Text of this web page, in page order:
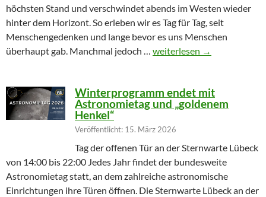
höchsten Stand und verschwindet abends im Westen wieder
hinter dem Horizont. So erleben wir es Tag für Tag, seit
Menschengedenken und lange bevor es uns Menschen
überhaupt gab. Manchmal jedoch … Wenn die Sonne ihr Licht
weiterlesen →
Winterprogramm endet mit
Astronomietag und „goldenem
Henkel“
Veröffentlicht: 15. März 2026
Tag der offenen Tür an der Sternwarte Lübeck
von 14:00 bis 22:00 Jedes Jahr findet der bundesweite
Astronomietag statt, an dem zahlreiche astronomische
Einrichtungen ihre Türen öffnen. Die Sternwarte Lübeck an der